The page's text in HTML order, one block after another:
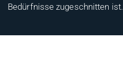
Bedürfnisse zugeschnitten ist.